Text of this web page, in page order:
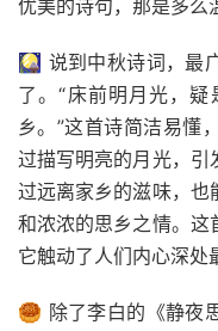
优美的诗句，那是多么
🎑 说到中秋诗词，最
了。“床前明月光，
乡。”这首诗简洁易懂
过描写明亮的月光，引
过远离家乡的滋味，也
和浓浓的思乡之情。这
它触动了人们内心深处
🥮 除了李白的《静夜